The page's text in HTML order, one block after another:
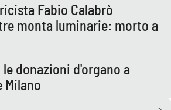
Grippo
Fabio Calabrò
monta luminarie: morto a
donazioni d'organo a
Milano